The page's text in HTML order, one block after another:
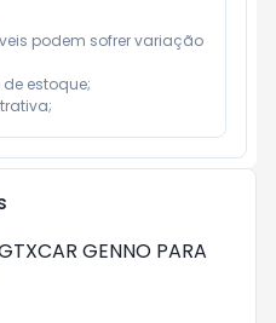
podem sofrer variação
estoque;
GENNO PARA